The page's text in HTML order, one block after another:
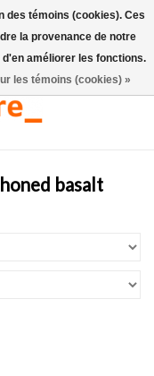
basalt
des témoins (cookies). Ces
la provenance de notre
améliorer les fonctions.
les témoins (cookies) »